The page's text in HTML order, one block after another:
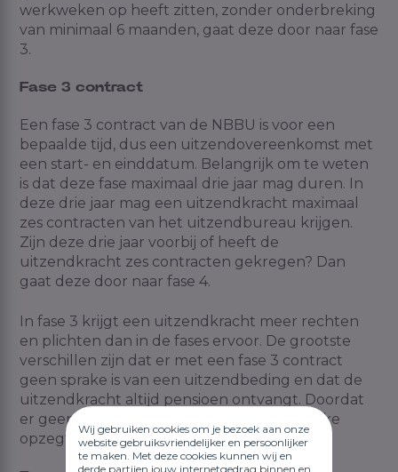
Wij gebruiken cookies om je bezoek aan onze
website gebruiksvriendelijker en persoonlijker
te maken. Met deze cookies kunnen wij en
derde partijen jouw internetgedrag binnen en
werkweken op heeft zitten, zonder onderbreking
van minimaal 6 maanden, gaat deze door naar fase
3.
Fase 3 contract
Een fase 3 contract van de NBBU is voor een
bepaalde tijd, dus een uitzendovereenkomst met
een start- en einddatum. Belangrijk om te weten
is dat deze fase maximaal drie jaar mag duren. In
deze drie jaar mag een uitzendkracht maximaal
zes contracten van het uitzendbureau krijgen.
Zijn deze drie jaar voorbij of heeft de
uitzendkracht zes contracten gekregen? Dan
gaat deze door naar fase 4.
In fase 3 krijgt een uitzendkracht meer rechten
en plichten dan in de fases ervoor. De grootste
verschillen zijn dat er met een fase 3 contract
geen sprake is van een uitzendbeding en dat de
uitzendkracht altijd pensioen ontvangt. Doordat
er geen uitzendbeding is, geldt de wettelijke
opzegtermijn